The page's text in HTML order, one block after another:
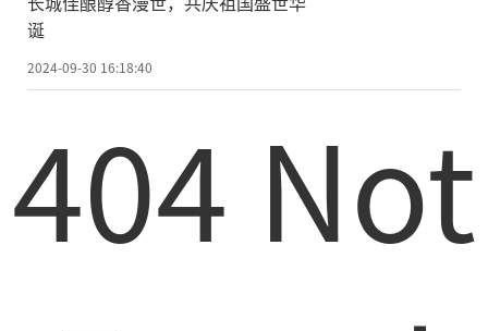
诞
2024-09-30 16:18:40
404 Not